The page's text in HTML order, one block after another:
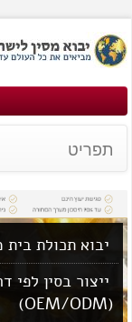
תפריט
יבוא תכולת בית
ייצור בסין לפי